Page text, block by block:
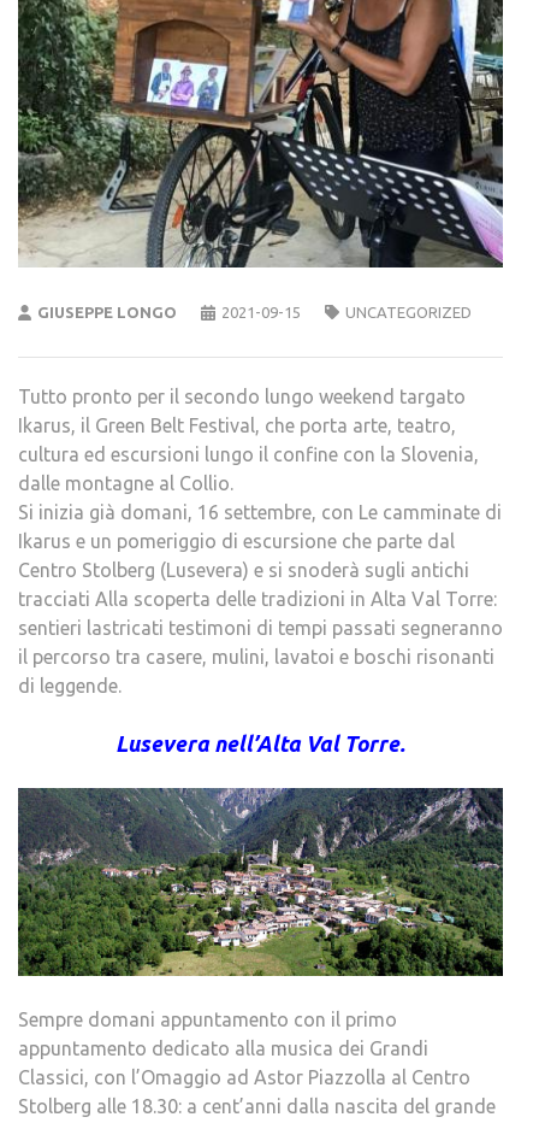
GIUSEPPE LONGO 2021-09-15 UNCATEGORIZED
Tutto pronto per il secondo lungo weekend targato
Ikarus, il Green Belt Festival, che porta arte, teatro,
cultura ed escursioni lungo il confine con la Slovenia,
dalle montagne al Collio.
Si inizia già domani, 16 settembre, con Le camminate di
Ikarus e un pomeriggio di escursione che parte dal
Centro Stolberg (Lusevera) e si snoderà sugli antichi
tracciati Alla scoperta delle tradizioni in Alta Val Torre:
sentieri lastricati testimoni di tempi passati segneranno
il percorso tra casere, mulini, lavatoi e boschi risonanti
di leggende.
Lusevera nell’Alta Val Torre.
Sempre domani appuntamento con il primo
appuntamento dedicato alla musica dei Grandi
Classici, con l’Omaggio ad Astor Piazzolla al Centro
Stolberg alle 18.30: a cent’anni dalla nascita del grande